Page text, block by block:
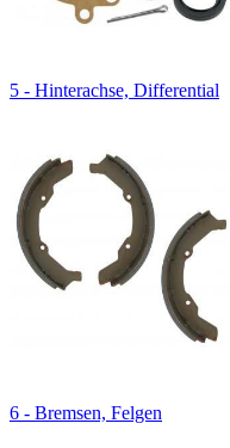
5 - Hinterachse, Differential
6 - Bremsen, Felgen